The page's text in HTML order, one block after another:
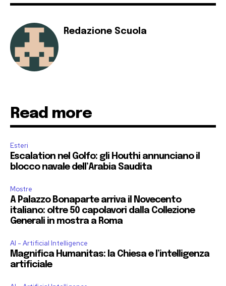
Redazione Scuola
Read more
Esteri
Escalation nel Golfo: gli Houthi annunciano il
blocco navale dell’Arabia Saudita
Mostre
A Palazzo Bonaparte arriva il Novecento
italiano: oltre 50 capolavori dalla Collezione
Generali in mostra a Roma
AI - Artificial Intelligence
Magnifica Humanitas: la Chiesa e l’intelligenza
artificiale